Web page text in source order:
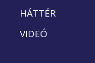
HÁTTÉR
VIDEÓ